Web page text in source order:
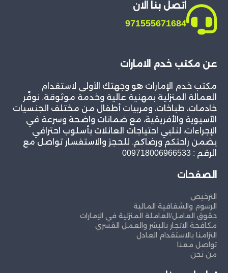
اتصل بنا الان
971555671684
عن مكتب خدم الامارات
مكتب خدم الإمارات هو وجهتك الأولى لاستقدام
العمالة المنزلية بمهنية عالية وخدمة موثوقة. نوفّر
خادمات، طباخات، ومربيات أطفال من مختلف الجنسيات
الآسيوية والأفريقية، مع ضمانات واضحة وسرعة في
الإجراءات، لنلبي احتياجات العائلات بأسلوب احترافي
يضمن راحتكم ورضاكم. للحجز والاستفسار تواصل مع
الرقم : 009718006966533
الصفحات
الترخيص
الرسوم والشفافية المالية
حقوق العامل/العاملة المنزلية في الإمارات
مكافحة الاتجار بالبشر والعمل القسري
التزامنا بالاستقدام العادل
تواصل معنا
من نحن